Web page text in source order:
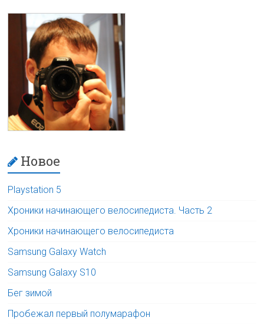
Новое
Playstation 5
Хроники начинающего велосипедиста. Часть 2
Хроники начинающего велосипедиста
Samsung Galaxy Watch
Samsung Galaxy S10
Бег зимой
Пробежал первый полумарафон